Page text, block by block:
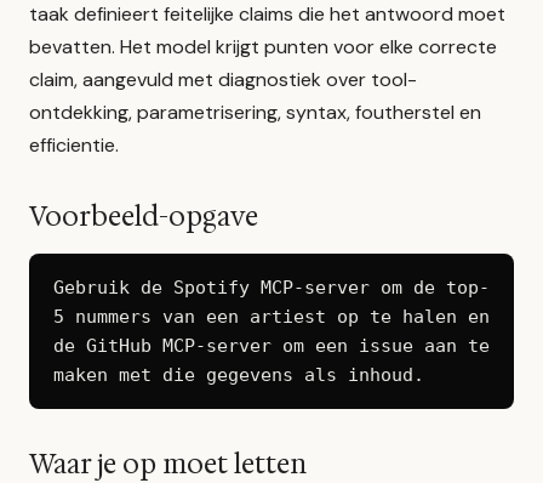
taak definieert feitelijke claims die het antwoord moet
bevatten. Het model krijgt punten voor elke correcte
claim, aangevuld met diagnostiek over tool-
ontdekking, parametrisering, syntax, foutherstel en
efficientie.
Voorbeeld-opgave
Gebruik de Spotify MCP-server om de top-
5 nummers van een artiest op te halen en
de GitHub MCP-server om een issue aan te
maken met die gegevens als inhoud.
Waar je op moet letten